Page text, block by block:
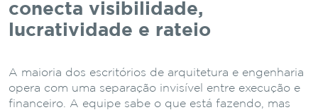
conecta visibilidade,
lucratividade e rateio
A maioria dos escritórios de arquitetura e engenharia
opera com uma separação invisível entre execução e
financeiro. A equipe sabe o que está fazendo, mas